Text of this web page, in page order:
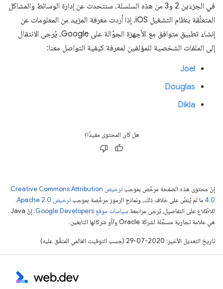
في الجزءَين 2 و3 من هذه السلسلة، سنتحدث عن إدارة الوسائط والمشاكل
المتعلّقة بنظام التشغيل iOS. إذا أردت معرفة المزيد من المعلومات عن
إنشاء تطبيق متوافق مع الأجهزة الجوّالة على Google، يُرجى الانتقال
إلى الملفات الشخصية للمؤلفين لمعرفة كيفية التواصل معنا:
Joel
Douglas
Dikla
هل كان المحتوى مفيدًا؟
إنّ محتوى هذه الصفحة مرخّص بموجب
ترخيص Creative Commons Attribution
4.0‏ ما لم يُنصّ على خلاف ذلك، ونماذج الرموز مرخّصة بموجبترخيص Apache 2.0‏
.
للاطّلاع على التفاصيل، يُرجى مراجعة سياسات موقع Google Developers‏
. إنّ Java
هي علامة تجارية مسجَّلة لشركة Oracle و/أو شركائها التابعين.
تاريخ التعديل الأخير: 2020-07-29 (حسب التوقيت العالمي المتفَّق عليه)